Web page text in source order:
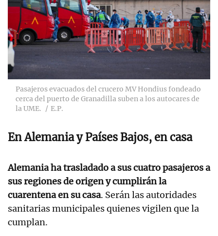
Pasajeros evacuados del crucero MV Hondius fondeado
cerca del puerto de Granadilla suben a los autocares de
la UME.
E.P.
En Alemania y Países Bajos, en casa
Alemania ha trasladado a sus cuatro pasajeros a
sus regiones de origen y cumplirán la
cuarentena en su casa. Serán las autoridades
sanitarias municipales quienes vigilen que la
cumplan.